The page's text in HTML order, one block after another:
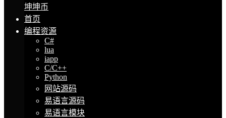
坤坤币
首页
编程资源
C#
lua
iapp
C/C++
Python
网站源码
易语言源码
易语言模块